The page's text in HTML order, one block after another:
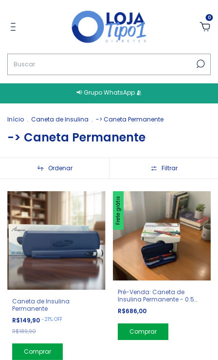
0
📢 Grupo WhatsApp 🫂
Início . Caneta de Insulina . -> Caneta Permanente
-> Caneta Permanente
Ordenar Filtrar
Caneta de Insulina
Permanente
R$149,90 -21% OFF
R$189,90
Frete grátis
Pré-Venda: Caneta de
Insulina Permanente - 0.5
unidade
R$686,00